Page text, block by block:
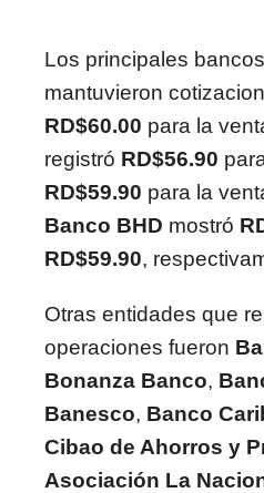
Los principales
mantuvieron
RD$60.00 para la
registró RD$56.90
RD$59.90 para la
Banco BHD mostró
RD$59.90,
Otras entidades que
operaciones fueron
Bonanza Banco,
Banesco, Banco
Cibao de Ahorros y
Asociación La